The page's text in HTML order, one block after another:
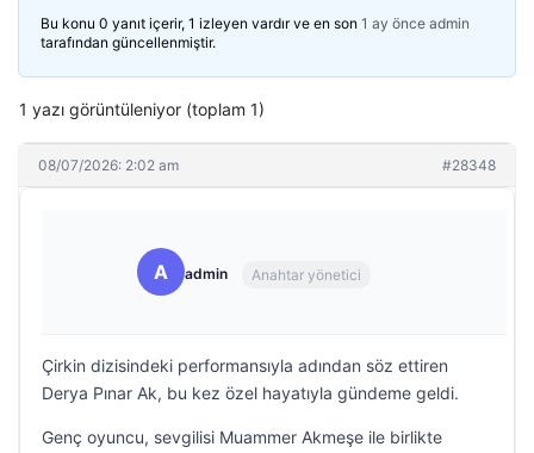
Bu konu 0 yanıt içerir, 1 izleyen vardır ve en son 1 ay önce admin
tarafından güncellenmiştir.
1 yazı görüntüleniyor (toplam 1)
08/07/2026: 2:02 am #28348
A admin Anahtar yönetici
Çirkin dizisindeki performansıyla adından söz ettiren
Derya Pınar Ak, bu kez özel hayatıyla gündeme geldi.
Genç oyuncu, sevgilisi Muammer Akmeşe ile birlikte